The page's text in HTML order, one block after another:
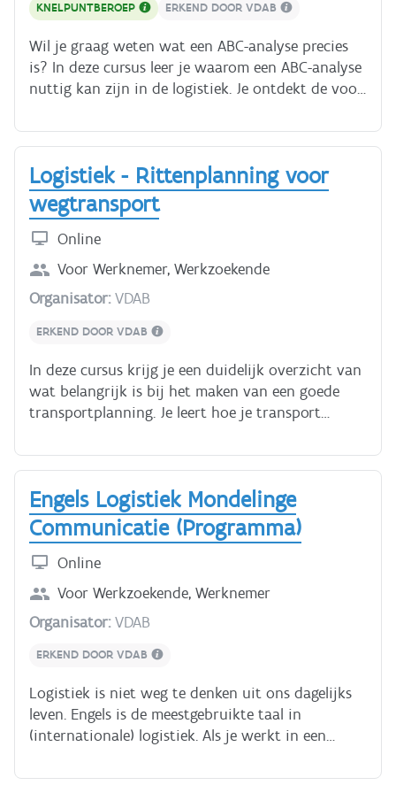
ongeveer 4 uur nodig voor deze cursus.
KNELPUNTBEROEP ERKEND DOOR VDAB
Wil je graag weten wat een ABC-analyse precies
is? In deze cursus leer je waarom een ABC-analyse
nuttig kan zijn in de logistiek. Je ontdekt de voor-
te maken. Deze onderwerpen komen aan bod: -
Wat is een ABC-analyse? - Waarvoor gebruik je
een ABC-analyse in de logistiek? - Hoe kan je een
ABC-analyse gebruiken om het magazijn te
verbeteren? - Hoe kan je zelf een ABC-analyse
maken? Voor sommige oefeningen heb je een
rekenblad nodig. Je hebt ongeveer 2 uur nodig
voor deze cursus.
Logistiek - Rittenplanning voor
wegtransport
Online
Voor Werknemer, Werkzoekende
Organisator:VDAB
ERKEND DOOR VDAB
In deze cursus krijg je een duidelijk overzicht van
wat belangrijk is bij het maken van een goede
transportplanning. Je leert hoe je transport
hoofdstukken komen aan bod in deze cursus: -
Wegtransport: Je leert wat een transportnetwerk
is, welke infrastructuur er bestaat en welke
terminologie vaak gebruikt worden in het
wegtransport. - Soorten transport: Je krijgt uitleg
over verschillende soorten transport, zoals het
vervoer van gevaarlijke stoffen (ADR) en
uitzonderlijk vervoer. - Transportplanning: Je leert
hoe je een transportplanning maakt en welke
technieken je hiervoor kan gebruiken. Je hebt
ongeveer 6 uur nodig voor deze cursus.
Engels Logistiek Mondelinge
Communicatie (Programma)
Online
Voor Werkzoekende, Werknemer
Organisator:VDAB
ERKEND DOOR VDAB
Logistiek is niet weg te denken uit ons dagelijks
leven. Engels is de meestgebruikte taal in
(internationale) logistiek. Als je werkt in een
werken, is kennis van de typische woordenschat